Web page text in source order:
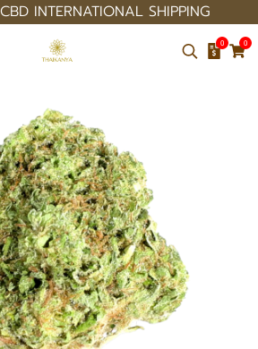
INTERNATIONAL SHIPPING
0 0